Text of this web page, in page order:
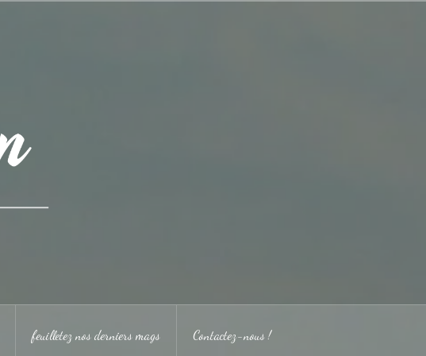
feuilletez nos derniers mags Contactez-nous !